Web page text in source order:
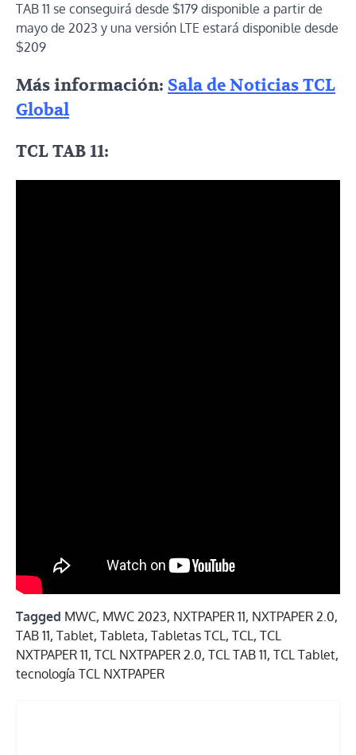
TAB 11 se conseguirá desde $179 disponible a partir de
mayo de 2023 y una versión LTE estará disponible desde
$209
Más información: Sala de Noticias TCL
Global
TCL TAB 11:
Tagged MWC, MWC 2023, NXTPAPER 11, NXTPAPER 2.0,
TAB 11, Tablet, Tableta, Tabletas TCL, TCL, TCL
NXTPAPER 11, TCL NXTPAPER 2.0, TCL TAB 11, TCL Tablet,
tecnología TCL NXTPAPER